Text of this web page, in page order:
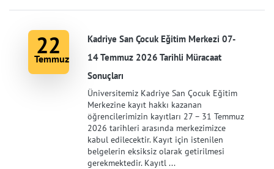
22
Temmuz
Kadriye San Çocuk Eğitim Merkezi 07-
14 Temmuz 2026 Tarihli Müracaat
Sonuçları
Üniversitemiz Kadriye San Çocuk Eğitim
Merkezine kayıt hakkı kazanan
öğrencilerimizin kayıtları 27 – 31 Temmuz
2026 tarihleri arasında merkezimizce
kabul edilecektir. Kayıt için istenilen
belgelerin eksiksiz olarak getirilmesi
gerekmektedir. Kayıtl ...